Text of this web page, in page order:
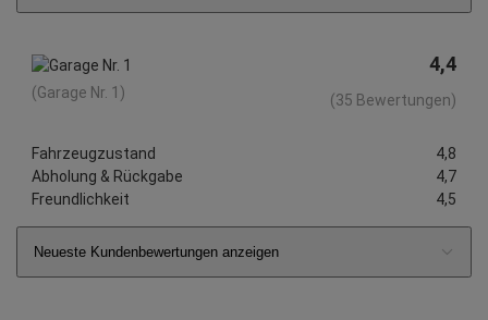
(Garage Nr. 1)
4,4
(35 Bewertungen)
Fahrzeugzustand
4,8
Abholung & Rückgabe
4,7
Freundlichkeit
4,5
Neueste Kundenbewertungen anzeigen